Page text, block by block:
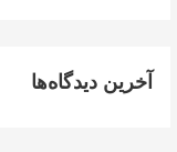
آخرین دیدگاه‌ها